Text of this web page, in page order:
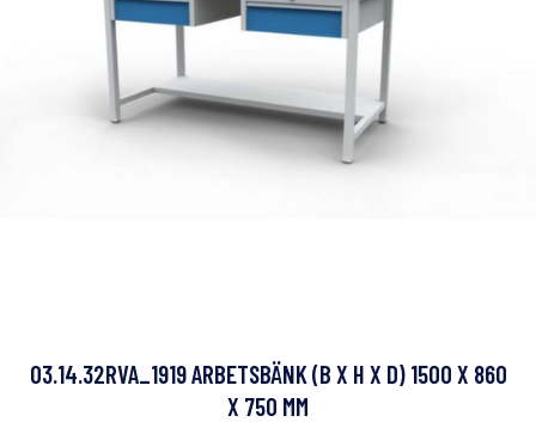
03.14.32RVA_1919 ARBETSBÄNK (B X H X D) 1500 X 860
X 750 MM